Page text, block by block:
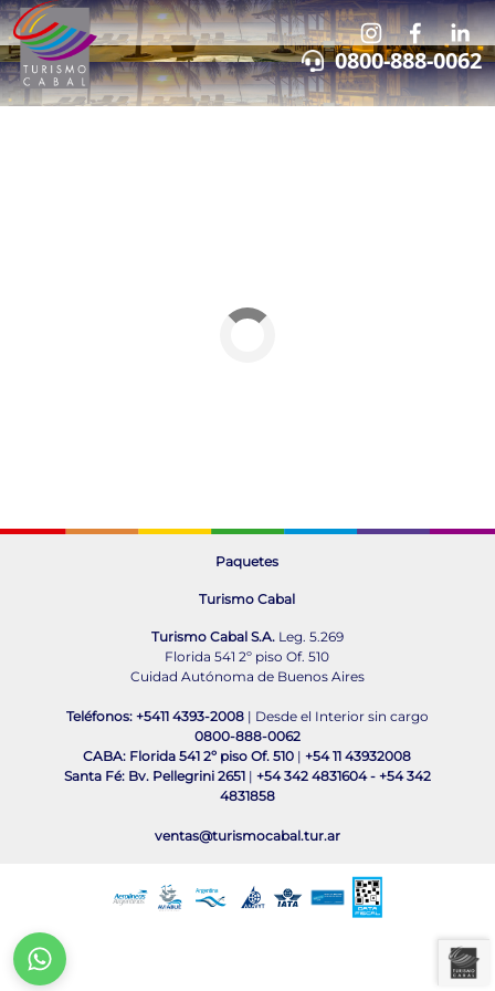
0800-888-0062
Paquetes
Turismo Cabal
Turismo Cabal S.A. Leg. 5.269
Florida 541 2º piso Of. 510
Cuidad Autónoma de Buenos Aires
Teléfonos: +5411 4393-2008| Desde el Interior sin cargo
0800-888-0062
CABA: Florida 541 2º piso Of. 510 |+54 11 43932008
Santa Fé: Bv. Pellegrini 2651| +54 342 4831604- +54 342
4831858
ventas@turismocabal.tur.ar